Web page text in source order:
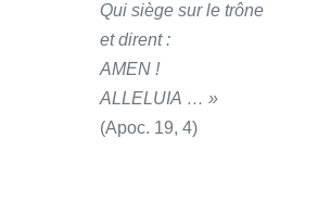
Qui siège sur le trône
et dirent :
AMEN !
ALLELUIA … »
(Apoc. 19, 4)